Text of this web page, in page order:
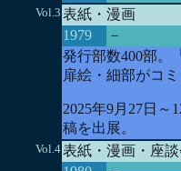
Vol.3 表紙・漫画
1979
－
発行部数400部。
扉絵・細部がコ
2025年9月27日
稿を出展。
Vol.4表紙・漫画・座